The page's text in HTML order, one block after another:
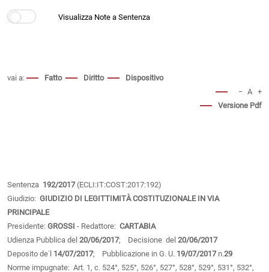
vai a: Fatto Diritto
Dispositivo
− A +
Versione Pdf
Sentenza 192/2017(ECLI:IT:COST:2017:192)
Giudizio: GIUDIZIO DI LEGITTIMITÀ COSTITUZIONALE IN VIA
PRINCIPALE
Presidente: GROSSI - Redattore: CARTABIA
Udienza Pubblica del 20/06/2017; Decisione del 20/06/2017
Deposito de˙l 14/07/2017; Pubblicazione in G. U. 19/07/2017n.29
Norme impugnate: Art. 1, c. 524°, 525°, 526°, 527°, 528°, 529°, 531°, 532°,